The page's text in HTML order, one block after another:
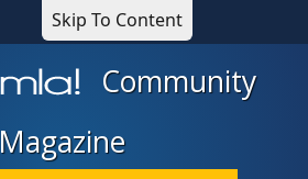
Skip To Content
Community
Magazine